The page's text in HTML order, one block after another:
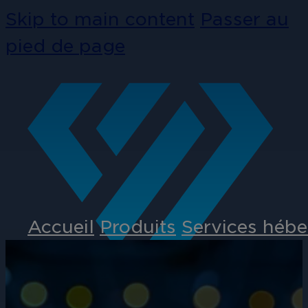
Accueil Produits Services